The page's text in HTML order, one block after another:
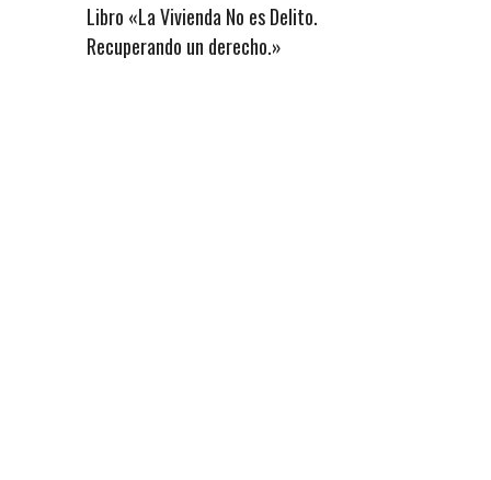
Libro «La Vivienda No es Delito.
Recuperando un derecho.»